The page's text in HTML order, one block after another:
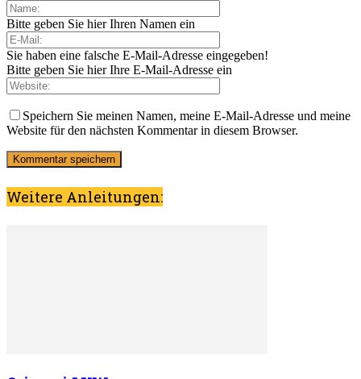
Bitte geben Sie hier Ihren Namen ein
Sie haben eine falsche E-Mail-Adresse eingegeben!
Bitte geben Sie hier Ihre E-Mail-Adresse ein
Speichern Sie meinen Namen, meine E-Mail-Adresse und meine
Website für den nächsten Kommentar in diesem Browser.
Weitere Anleitungen: